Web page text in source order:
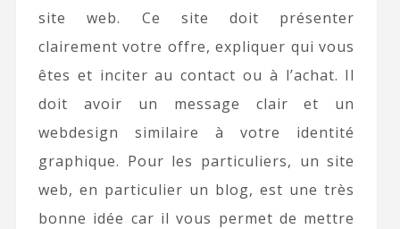
site web. Ce site doit présenter
clairement votre offre, expliquer qui vous
êtes et inciter au contact ou à l’achat. Il
doit avoir un message clair et un
webdesign similaire à votre identité
graphique. Pour les particuliers, un site
web, en particulier un blog, est une très
bonne idée car il vous permet de mettre